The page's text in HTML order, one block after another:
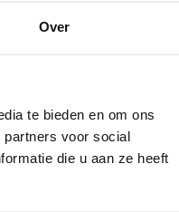
Over
te bieden en om ons
partners voor social
die u aan ze heeft
je helpen?
Neem